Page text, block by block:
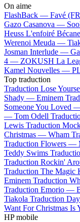
On aime
FlashBack — Favé
Gazo Casanova —
Heuss L'enfoiré
Werenoi Meuda —
Josman Interlude —
4 — ZOKUSH La
Kamel Nouvelles —
Top traduction
Traduction Lose
Shady — Eminem
Someone You Loved
— Tom Odell
Lewis Traduction
Christmas — Wham
Traduction Flowers —
Teddy Swims
Traduction Rockin'
Traduction The
Eminem Traduction
Traduction Emorio —
Tiakola Traduction
Want For Christmas
HP mobile